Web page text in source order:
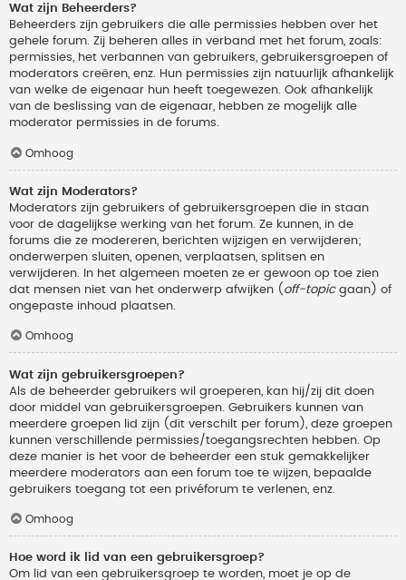
Wat zijn Beheerders?
Beheerders zijn gebruikers die alle permissies hebben over het
gehele forum. Zij beheren alles in verband met het forum, zoals:
permissies, het verbannen van gebruikers, gebruikersgroepen of
moderators creëren, enz. Hun permissies zijn natuurlijk afhankelijk
van welke de eigenaar hun heeft toegewezen. Ook afhankelijk
van de beslissing van de eigenaar, hebben ze mogelijk alle
moderator permissies in de forums.
Omhoog
Wat zijn Moderators?
Moderators zijn gebruikers of gebruikersgroepen die in staan
voor de dagelijkse werking van het forum. Ze kunnen, in de
forums die ze modereren, berichten wijzigen en verwijderen;
onderwerpen sluiten, openen, verplaatsen, splitsen en
verwijderen. In het algemeen moeten ze er gewoon op toe zien
dat mensen niet van het onderwerp afwijken ( off-topicgaan) of
ongepaste inhoud plaatsen.
Omhoog
Wat zijn gebruikersgroepen?
Als de beheerder gebruikers wil groeperen, kan hij/zij dit doen
door middel van gebruikersgroepen. Gebruikers kunnen van
meerdere groepen lid zijn (dit verschilt per forum), deze groepen
kunnen verschillende permissies/toegangsrechten hebben. Op
deze manier is het voor de beheerder een stuk gemakkelijker
meerdere moderators aan een forum toe te wijzen, bepaalde
gebruikers toegang tot een privéforum te verlenen, enz.
Omhoog
Hoe word ik lid van een gebruikersgroep?
Om lid van een gebruikersgroep te worden, moet je op de